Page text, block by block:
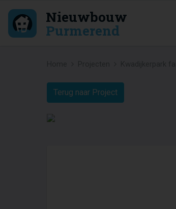
Nieuwbouw
Purmerend
Terug naar Project